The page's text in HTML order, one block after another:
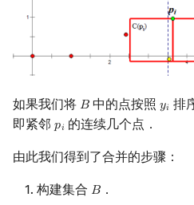
如果我们将 𝐵
B 中的点按照𝑦𝑖
yi 排
即紧邻 𝑝𝑖
pi 的连续几个点．
由此我们得到了合并的步骤：
构建集合 𝐵
B ．